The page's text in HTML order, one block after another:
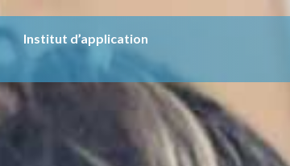
Institut d’application